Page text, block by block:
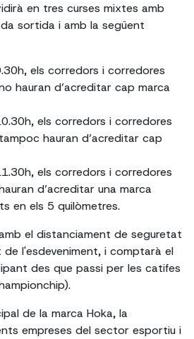
en tres curses mixtes amb
sortida i amb la següent
els corredors i corredores
hauran d’acreditar cap marca
els corredors i corredores
hauran d’acreditar cap
els corredors i corredores
d’acreditar una marca
en els 5 quilòmetres.
el distanciament de seguretat
l'esdeveniment, i comptarà el
des que passi per les catifes
de la marca Hoka, la
empreses del sector esportiu i